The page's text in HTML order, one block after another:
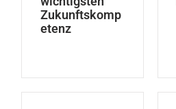
Zukunftskomp
etenz